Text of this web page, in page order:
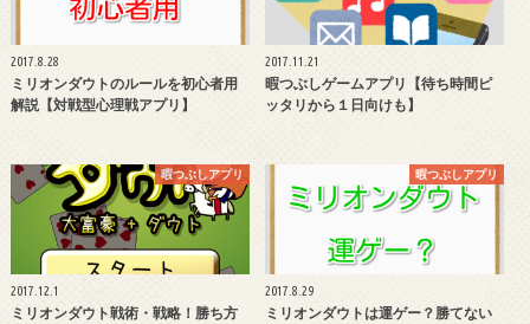
2017.8.28
ミリオンダウトのルールを初心者用
解説【対戦型心理戦アプリ】
2017.11.21
暇つぶしゲームアプリ【待ち時間ピ
ッタリから１日向けも】
暇つぶしアプリ
2017.12.1
ミリオンダウト戦術・戦略！勝ち方
暇つぶしアプリ
2017.8.29
ミリオンダウトは運ゲー？勝てない